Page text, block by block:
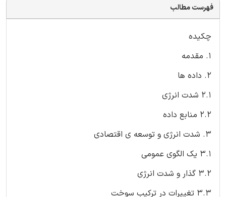
فهرست مطالب
چکیده
1. مقدمه
2. داده ها
2.1 شدت انرژی
2.2 منابع داده
3. شدت انرژی و توسعه ی اقتصادی
3.1 یک الگوی عمومی
3.2 گذار و شدت انرژی
3.3 تغییرات در ترکیب سوخت